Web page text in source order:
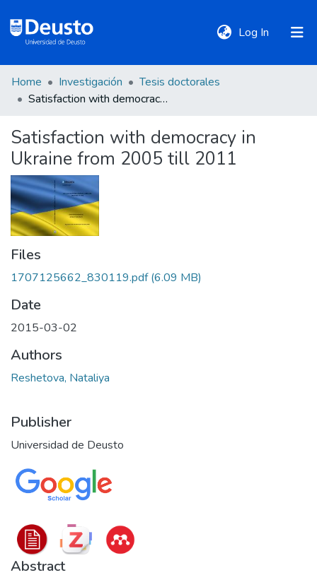
Log In (current)
DeustoTeka
Communities
&
Collections
All of DSpace
Policies
Home Investigación
Tesis doctorales
Satisfaction with democracy in Ukraine from 2005 till 2011
Satisfaction with democracy in
Ukraine from 2005 till 2011
Files
1707125662_830119.pdf(6.09 MB)
Date
2015-03-02
Authors
Reshetova, Nataliya
Publisher
Universidad de Deusto
Abstract